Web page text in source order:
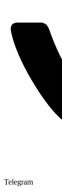
Telegram